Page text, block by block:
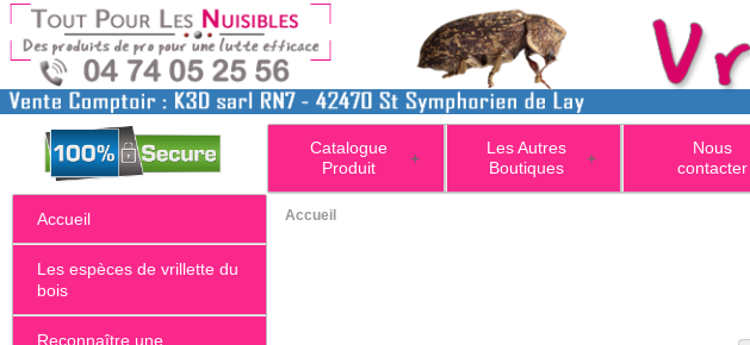
+
Catalogue
Produit
+
Les Autres
Boutiques
Nous
contacter
Accueil
Les espèces de vrillette du
bois
Reconnaître une
Accueil